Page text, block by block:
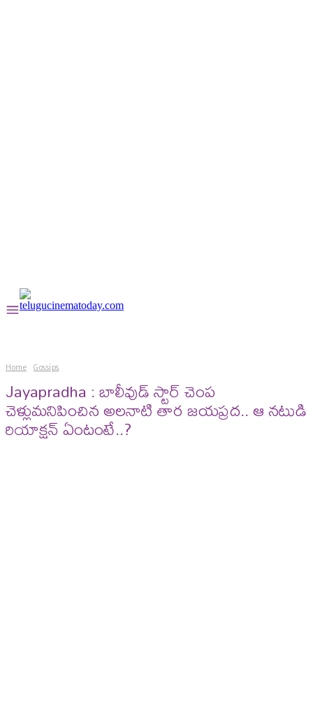
Home Gossips
Jayapradha : బాలీవుడ్ స్టార్ చెంప
చెళ్లుమనిపించిన అలనాటి తార జయప్రద.. ఆ నటుడి
రియాక్షన్ ఏంటంటే..?